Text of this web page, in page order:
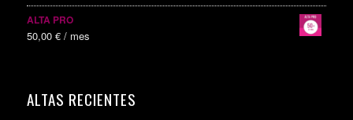
ALTA PRO
50,00 € / mes
ALTAS RECIENTES